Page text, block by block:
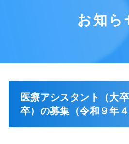
お知ら
医療アシスタント（大
卒）の募集（令和９年